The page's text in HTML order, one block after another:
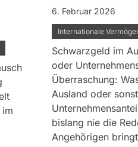
6. Februar 2026
Internationale
Schwarzgeld im
oder
Überraschung:
Ausland oder
bislang nie die
Angehörigen